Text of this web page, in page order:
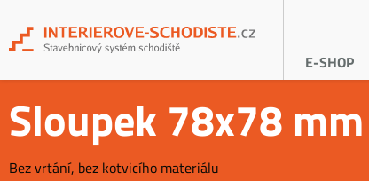
E-SHOP
Sloupek 78x78 mm
Bez vrtání, bez kotvicího materiálu